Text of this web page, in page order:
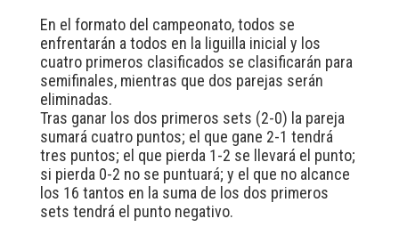
En el formato del campeonato, todos se
enfrentarán a todos en la liguilla inicial y los
cuatro primeros clasificados se clasificarán para
semifinales, mientras que dos parejas serán
eliminadas.
Tras ganar los dos primeros sets (2-0) la pareja
sumará cuatro puntos; el que gane 2-1 tendrá
tres puntos; el que pierda 1-2 se llevará el punto;
si pierda 0-2 no se puntuará; y el que no alcance
los 16 tantos en la suma de los dos primeros
sets tendrá el punto negativo.